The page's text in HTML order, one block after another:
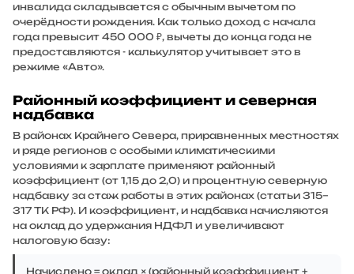
инвалида складывается с обычным вычетом по
очерёдности рождения. Как только доход с начала
года превысит 450 000 ₽, вычеты до конца года не
предоставляются - калькулятор учитывает это в
режиме «Авто».
Районный коэффициент и северная
надбавка
В районах Крайнего Севера, приравненных местностях
и ряде регионов с особыми климатическими
условиями к зарплате применяют районный
коэффициент (от 1,15 до 2,0) и процентную северную
надбавку за стаж работы в этих районах (статьи 315–
317 ТК РФ). И коэффициент, и надбавка начисляются
на оклад до удержания НДФЛ и увеличивают
налоговую базу:
Начислено = оклад × (районный коэффициент +